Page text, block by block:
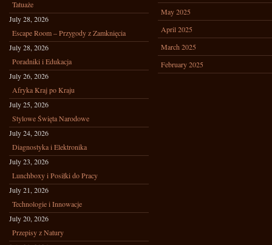
Tatuaże
July 28, 2026
Escape Room – Przygody z Zamknięcia
July 28, 2026
Poradniki i Edukacja
July 26, 2026
Afryka Kraj po Kraju
July 25, 2026
Stylowe Święta Narodowe
July 24, 2026
Diagnostyka i Elektronika
July 23, 2026
Lunchboxy i Posiłki do Pracy
July 21, 2026
Technologie i Innowacje
July 20, 2026
Przepisy z Natury
May 2025
April 2025
March 2025
February 2025